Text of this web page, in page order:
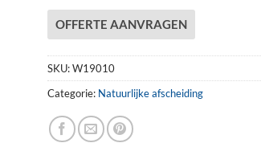
OFFERTE AANVRAGEN
SKU:W19010
Categorie: Natuurlijke afscheiding